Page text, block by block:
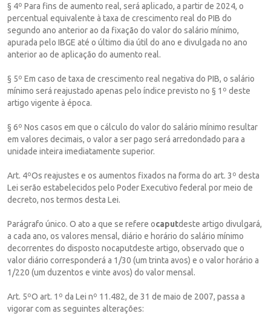
§ 4º Para fins de aumento real, será aplicado, a partir de 2024, o
percentual equivalente à taxa de crescimento real do PIB do
segundo ano anterior ao da fixação do valor do salário mínimo,
apurada pelo IBGE até o último dia útil do ano e divulgada no ano
anterior ao de aplicação do aumento real.
§ 5º Em caso de taxa de crescimento real negativa do PIB, o salário
mínimo será reajustado apenas pelo índice previsto no § 1º deste
artigo vigente à época.
§ 6º Nos casos em que o cálculo do valor do salário mínimo resultar
em valores decimais, o valor a ser pago será arredondado para a
unidade inteira imediatamente superior.
Art. 4ºOs reajustes e os aumentos fixados na forma do art. 3º desta
Lei serão estabelecidos pelo Poder Executivo federal por meio de
decreto, nos termos desta Lei.
Parágrafo único. O ato a que se refere ocaputdeste artigo divulgará,
a cada ano, os valores mensal, diário e horário do salário mínimo
decorrentes do disposto nocaputdeste artigo, observado que o
valor diário corresponderá a 1/30 (um trinta avos) e o valor horário a
1/220 (um duzentos e vinte avos) do valor mensal.
Art. 5ºO art. 1º da Lei nº 11.482, de 31 de maio de 2007, passa a
vigorar com as seguintes alterações: